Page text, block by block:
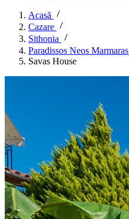
Acasă
Cazare
Sithonia
Paradissos Neos Marmaras
Savas House